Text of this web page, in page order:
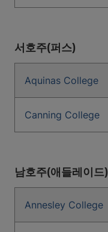
서호주(퍼스)
Aquinas College
Canning College
남호주(애들레이드)
Annesley College